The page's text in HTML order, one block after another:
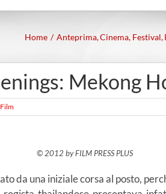
Home Anteprima Cinema Festival
Mekong
© 2012 by FILM PRESS PLUS
da una iniziale corsa al posto,